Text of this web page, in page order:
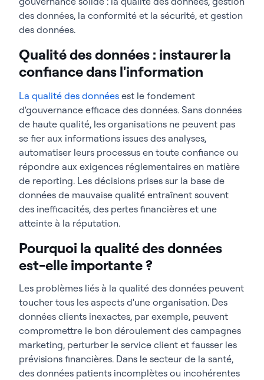
des données, la conformité et la sécurité, et gestion
des données.
Qualité des données : instaurer la
confiance dans l'information
La qualité des données est le fondement
d'gouvernance efficace des données. Sans données
de haute qualité, les organisations ne peuvent pas
se fier aux informations issues des analyses,
automatiser leurs processus en toute confiance ou
répondre aux exigences réglementaires en matière
de reporting. Les décisions prises sur la base de
données de mauvaise qualité entraînent souvent
des inefficacités, des pertes financières et une
atteinte à la réputation.
Pourquoi la qualité des données
est-elle importante ?
Les problèmes liés à la qualité des données peuvent
toucher tous les aspects d'une organisation. Des
données clients inexactes, par exemple, peuvent
compromettre le bon déroulement des campagnes
marketing, perturber le service client et fausser les
prévisions financières. Dans le secteur de la santé,
des données patients incomplètes ou incohérentes